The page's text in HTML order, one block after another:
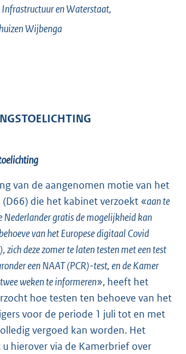
en Waterstaat,
Wijbenga
van de aangenomen motie van het
(D66) die het kabinet verzoekt «aan te
Nederlander gratis de mogelijkheid kan
van het Europese digitaal Covid
zich deze zomer te laten testen met een test
een NAAT (PCR)-test, en de Kamer
weken te informeren», heeft het
hoe testen ten behoeve van het
voor de periode 1 juli tot en met
vergoed kan worden. Het
hierover via de Kamerbrief over